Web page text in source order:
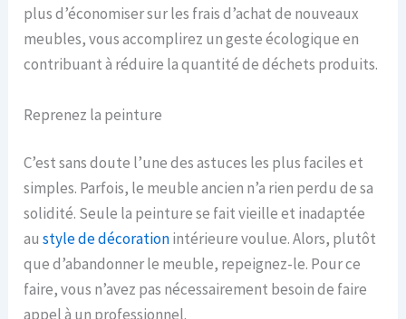
plus d’économiser sur les frais d’achat de nouveaux
meubles, vous accomplirez un geste écologique en
contribuant à réduire la quantité de déchets produits.
Reprenez la peinture
C’est sans doute l’une des astuces les plus faciles et
simples. Parfois, le meuble ancien n’a rien perdu de sa
solidité. Seule la peinture se fait vieille et inadaptée
austyle de décorationintérieure voulue. Alors, plutôt
que d’abandonner le meuble, repeignez-le. Pour ce
faire, vous n’avez pas nécessairement besoin de faire
appel à un professionnel.